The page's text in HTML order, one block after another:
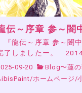
伝～序章 参～闇
『龍伝～序章 参～闇
了しましたー。
09-20 Blog〜蓮
/ホームページ/